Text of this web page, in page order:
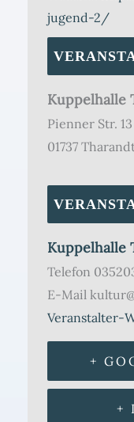
jugend-2/
Kuppelhalle
Pienner Str. 13
01737
Kuppelhalle
Telefon
E-Mail
Veranstalter-
+
+